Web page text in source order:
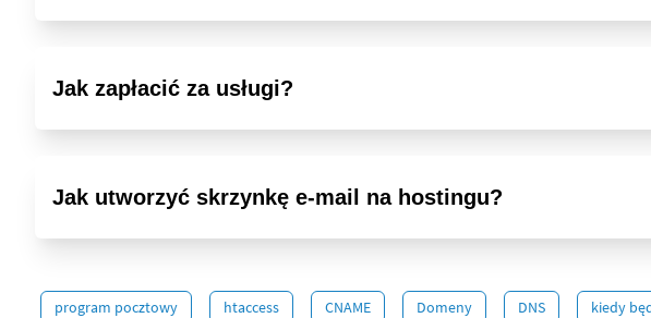
Jak zapłacić za usługi?
Jak utworzyć skrzynkę e-mail na hostingu?
program pocztowy htaccess CNAME Domeny DNS kiedy